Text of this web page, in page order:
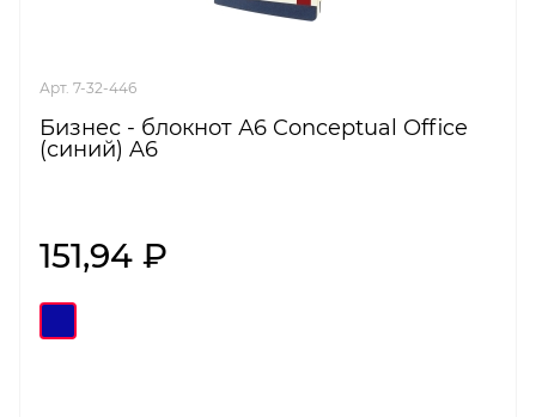
Арт. 7-32-446
Бизнес - блокнот А6 Conceptual Office
(синий) A6
151,94 ₽